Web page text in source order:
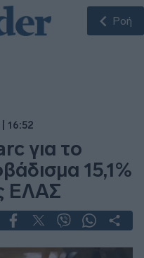
Ροή
16:52
για το
15,1%
ΕΛΑΣ